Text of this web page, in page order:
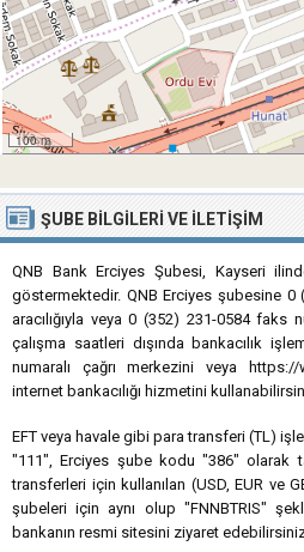
100 m
ŞUBE BILGILERI VE İLETIŞIM
QNB Bank Erciyes Şubesi, Kayseri
göstermektedir. QNB Erciyes şubesine 0
aracılığıyla veya 0 (352) 231-0584 faks
çalışma saatleri dışında bankacılık
numaralı çağrı merkezini veya
internet bankacılığı hizmetini
EFT veya havale gibi para transferi (TL)
"111", Erciyes şube kodu "386" olarak
transferleri için kullanılan (USD, EUR ve
şubeleri için aynı olup "FNNBTRIS"
bankanın resmi sitesini ziyaret